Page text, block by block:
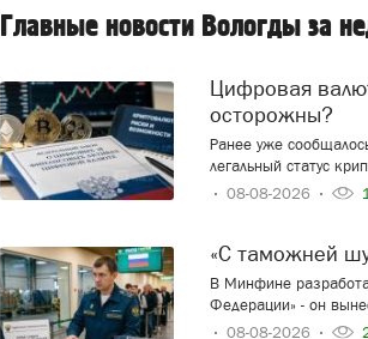
Главные новости Вологды за
Цифровая валюта: добро пожаловать или будем
осторожны?
Ранее уже
легальный статус
08-08-2026
«С таможней
В Минфине
Федерации» - он
08-08-2026